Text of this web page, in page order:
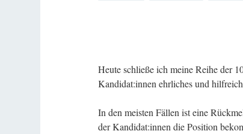
Heute schließe ich meine Reihe der
Kandidat:innen ehrliches und
In den meisten Fällen ist eine
der Kandidat:innen die Position